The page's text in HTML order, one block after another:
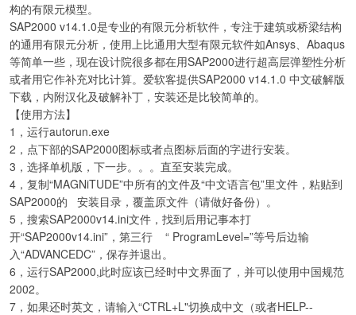
构的有限元模型。
SAP2000 v14.1.0是专业的有限元分析软件，专注于建筑或桥梁结构
的通用有限元分析，使用上比通用大型有限元软件如Ansys、Abaqus
等简单一些，现在设计院很多都在用SAP2000进行超高层弹塑性分析
或者用它作补充对比计算。爱软客提供SAP2000 v14.1.0 中文破解版
下载，内附汉化及破解补丁，安装还是比较简单的。
【使用方法】
1，运行autorun.exe
2，点下部的SAP2000图标或者点图标后面的字进行安装。
3，选择单机版，下一步。。。直至安装完成。
4，复制“MAGNiTUDE”中所有的文件及“中文语言包”里文件，粘贴到
SAP2000的 安装目录，覆盖原文件（请做好备份）。
5，搜索SAP2000v14.ini文件，找到后用记事本打
开“SAP2000v14.ini”，第三行 “ ProgramLevel=”等号后边输
入“ADVANCEDC”，保存并退出。
6，运行SAP2000,此时应该已经时中文界面了，并可以使用中国规范
2002。
7，如果还时英文，请输入“CTRL+L"切换成中文（或者HELP--